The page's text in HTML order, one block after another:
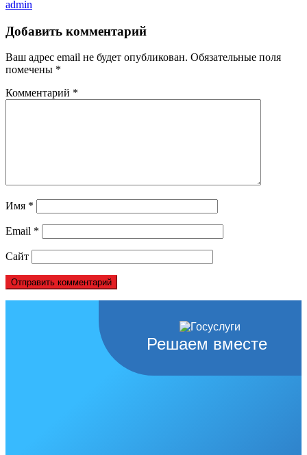
admin
Добавить комментарий
Ваш адрес email не будет опубликован. Обязательные поля
помечены *
Комментарий *
Имя *
Email *
Сайт
Решаем вместе